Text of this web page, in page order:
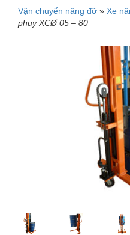
Vận chuyển nâng đỡ » Xe
phuy XCØ 05 – 80